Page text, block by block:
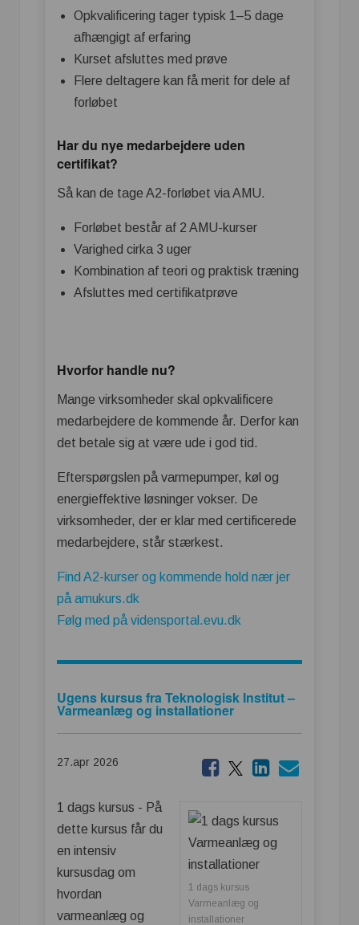
Opkvalificering tager typisk 1–5 dage
afhængigt af erfaring
Kurset afsluttes med prøve
Flere deltagere kan få merit for dele af
forløbet
Har du nye medarbejdere uden
certifikat?
Så kan de tage A2-forløbet via AMU.
Forløbet består af 2 AMU-kurser
Varighed cirka 3 uger
Kombination af teori og praktisk træning
Afsluttes med certifikatprøve
Hvorfor handle nu?
Mange virksomheder skal opkvalificere
medarbejdere de kommende år. Derfor kan
det betale sig at være ude i god tid.
Efterspørgslen på varmepumper, køl og
energieffektive løsninger vokser. De
virksomheder, der er klar med certificerede
medarbejdere, står stærkest.
Find A2-kurser og kommende hold nær jer
på amukurs.dk
Følg med på vidensportal.evu.dk
Ugens kursus fra Teknologisk Institut –
Varmeanlæg og installationer
27.apr 2026
1 dags kursus
Varmeanlæg og
installationer
1 dags kursus - På
dette kursus får du
en intensiv
kursusdag om
hvordan
varmeanlæg og